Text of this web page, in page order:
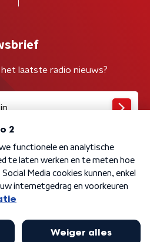
laatste radio nieuws?